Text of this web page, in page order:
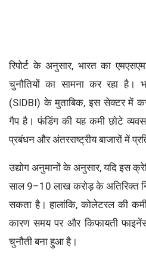
रिपोर्ट के अनुसार, भारत का
चुनौतियों का सामना कर रहा है।
(SIDBI) के मुताबिक, इस सेक्टर में
गैप है। फंडिंग की यह कमी छोटे
प्रबंधन और अंतरराष्ट्रीय बाजारों में
उद्योग अनुमानों के अनुसार, यदि इस
साल 9–10 लाख करोड़ के अतिरिक्त
सकता है। हालांकि, कोलेटरल की
कारण समय पर और किफायती
चुनौती बना हुआ है।